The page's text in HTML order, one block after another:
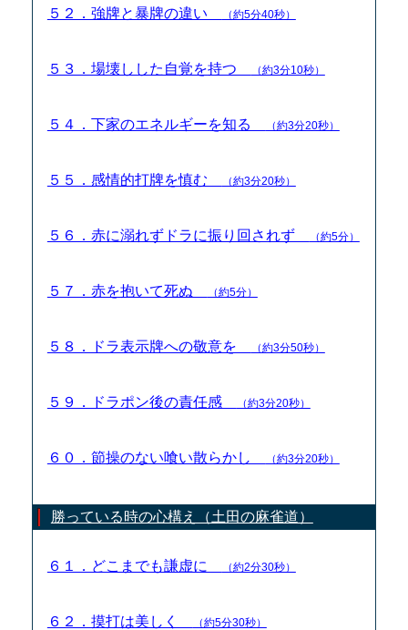
５２．強牌と暴牌の違い （約5分40秒）
５３．場壊しした自覚を持つ （約3分10秒）
５４．下家のエネルギーを知る （約3分20秒）
５５．感情的打牌を慎む （約3分20秒）
５６．赤に溺れずドラに振り回されず （約5分）
５７．赤を抱いて死ぬ （約5分）
５８．ドラ表示牌への敬意を （約3分50秒）
５９．ドラポン後の責任感 （約3分20秒）
６０．節操のない喰い散らかし （約3分20秒）
勝っている時の心構え（土田の麻雀道）
６１．どこまでも謙虚に （約2分30秒）
６２．摸打は美しく （約5分30秒）